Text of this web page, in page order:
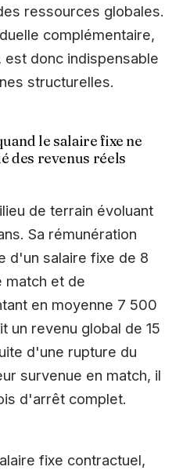
ressources globales.
complémentaire,
donc indispensable
structurelles.
le salaire fixe ne
des revenus réels
de terrain évoluant
Sa rémunération
d'un salaire fixe de 8
et de
en moyenne 7 500
un revenu global de 15
d'une rupture du
survenue en match, il
d'arrêt complet.
fixe contractuel,